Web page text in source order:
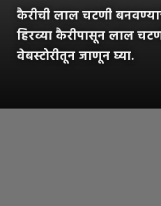
कैरीची लाल चटणी
हिरव्या कैरीपासून लाल
वेबस्टोरीतून जाणून घ्या.